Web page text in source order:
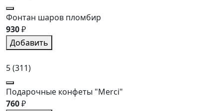
Фонтан шаров пломбир
930₽
Добавить
5(311)
Подарочные конфеты "Merci"
760₽